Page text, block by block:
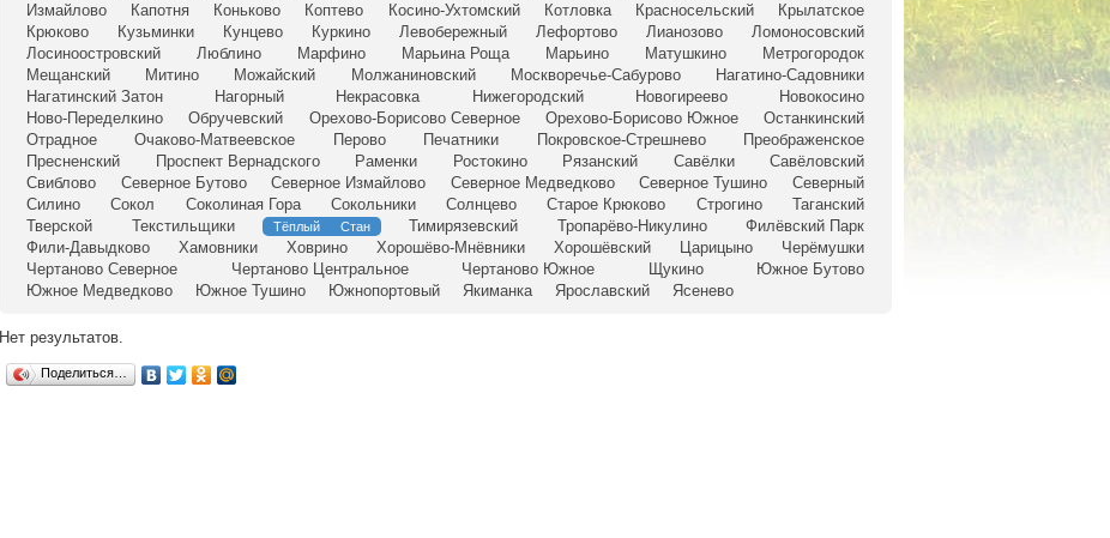
Измайлово
Капотня Коньково Коптево Косино-Ухтомский Котловка Красносельский
Крылатское
Крюково
Кузьминки Кунцево Куркино Левобережный Лефортово Лианозово
Ломоносовский
Лосиноостровский
Люблино Марфино Марьина Роща Марьино Матушкино
Метрогородок
Мещанский
Митино Можайский Молжаниновский Москворечье-Сабурово
Нагатино-Садовники
Нагатинский Затон
Нагорный Некрасовка Нижегородский Новогиреево
Новокосино
Ново-Переделкино
Обручевский Орехово-Борисово Северное Орехово-Борисово Южное
Останкинский
Отрадное
Очаково-Матвеевское Перово Печатники Покровское-Стрешнево
Преображенское
Пресненский
Проспект Вернадского Раменки Ростокино Рязанский Савёлки
Савёловский
Свиблово
Северное Бутово Северное Измайлово Северное Медведково Северное Тушино
Северный
Силино
Сокол Соколиная Гора Сокольники Солнцево Старое Крюково Строгино
Таганский
Тверской
Текстильщики Тёплый Стан Тимирязевский Тропарёво-Никулино
Филёвский Парк
Фили-Давыдково
Хамовники Ховрино Хорошёво-Мнёвники Хорошёвский Царицыно
Черёмушки
Чертаново Северное
Чертаново Центральное Чертаново Южное Щукино
Южное Бутово
Южное Медведково
Южное Тушино Южнопортовый Якиманка Ярославский Ясенево
Нет результатов.
Поделиться…